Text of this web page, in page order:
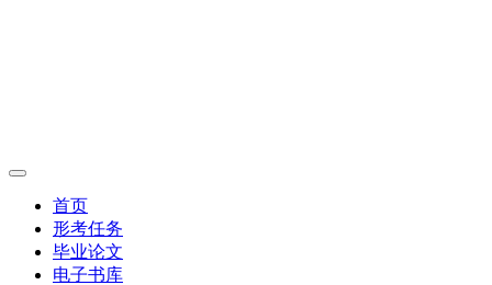
首页
形考任务
毕业论文
电子书库